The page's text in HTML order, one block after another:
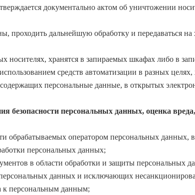
документально актом об уничтожении
проходить дальнейшую обработку и передаваться
носителях, хранятся в запираемых шкафах либо в
средств автоматизации в разных целях,
персональные данные, в открытых
безопасности персональных данных, оценка
обрабатываемых оператором персональных данных,
персональных данных;
в области обработки и защиты персональных
данных и исключающих
к персональным данным;